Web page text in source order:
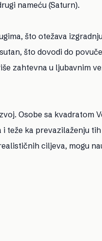
nameću (Saturn).
što otežava
što dovodi do
zahtevna u ljubavnim
Osobe sa kvadratom
teže ka prevazilaženju
ciljeva, mogu